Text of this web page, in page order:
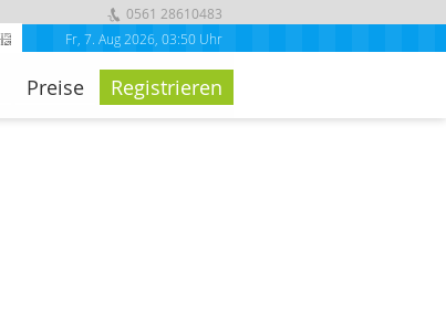
0561 28610483
Fr, 7. Aug 2026 03:50 Uhr
Preise Registrieren